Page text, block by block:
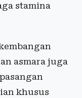
stamina
asmara juga
khusus